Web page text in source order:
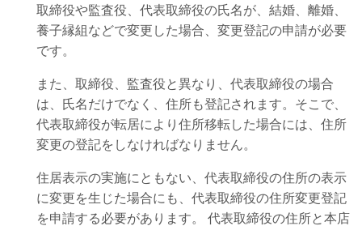
取締役や監査役、代表取締役の氏名が、結婚、離婚、
養子縁組などで変更した場合、変更登記の申請が必要
です。
また、取締役、監査役と異なり、代表取締役の場合
は、氏名だけでなく、住所も登記されます。そこで、
代表取締役が転居により住所移転した場合には、住所
変更の登記をしなければなりません。
住居表示の実施にともない、代表取締役の住所の表示
に変更を生じた場合にも、代表取締役の住所変更登記
を申請する必要があります。 代表取締役の住所と本店